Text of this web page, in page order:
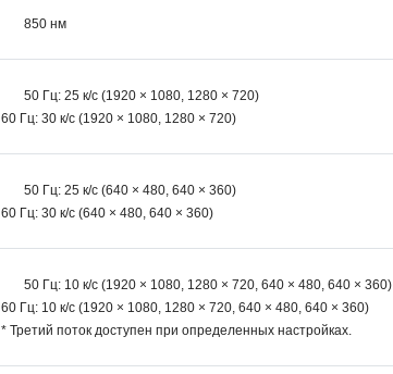
850 нм
50 Гц: 25 к/с (1920 × 1080, 1280 × 720)
60 Гц: 30 к/с (1920 × 1080, 1280 × 720)
50 Гц: 25 к/с (640 × 480, 640 × 360)
60 Гц: 30 к/с (640 × 480, 640 × 360)
50 Гц: 10 к/с (1920 × 1080, 1280 × 720, 640 × 480, 640 × 360)
60 Гц: 10 к/с (1920 × 1080, 1280 × 720, 640 × 480, 640 × 360)
* Третий поток доступен при определенных настройках.